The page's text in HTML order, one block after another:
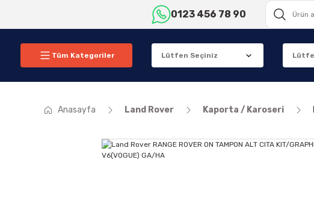
0123 456 78 90
Tüm Kategoriler
Anasayfa Land Rover Kaporta / Karoseri